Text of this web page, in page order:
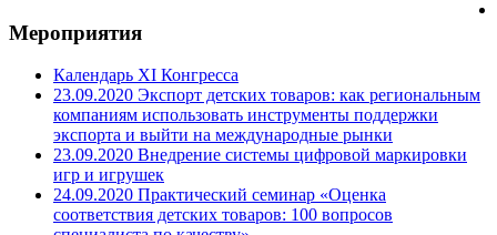
Мероприятия
Календарь XI Конгресса
23.09.2020 Экспорт детских товаров: как региональным
компаниям использовать инструменты поддержки
экспорта и выйти на международные рынки
23.09.2020 Внедрение системы цифровой маркировки
игр и игрушек
24.09.2020 Практический семинар «Оценка
соответствия детских товаров: 100 вопросов